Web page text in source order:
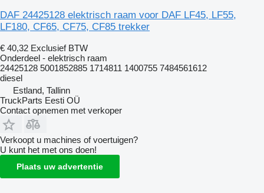
DAF 24425128 elektrisch raam voor DAF LF45, LF55,
LF180, CF65, CF75, CF85 trekker
€ 40,32 Exclusief BTW
Onderdeel - elektrisch raam
24425128 5001852885 1714811 1400755 7484561612
diesel
Estland, Tallinn
TruckParts Eesti OÜ
Contact opnemen met verkoper
Verkoopt u machines of voertuigen?
U kunt het met ons doen!
Plaats uw advertentie